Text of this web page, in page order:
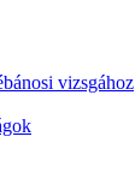
vizsgához